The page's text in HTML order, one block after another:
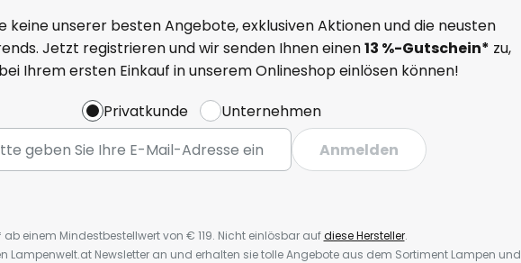
keine unserer besten Angebote, exklusiven Aktionen und die neusten
Jetzt registrieren und wir senden Ihnen einen13 %-Gutschein* zu,
Ihrem ersten Einkauf in unserem Onlineshop einlösen können!
Privatkunde
Unternehmen
Anmelden
ab einem Mindestbestellwert von € 119. Nicht einlösbar aufdiese Hersteller.
Lampenwelt.at Newsletter an und erhalten sie tolle Angebote aus dem Sortiment Lampen und